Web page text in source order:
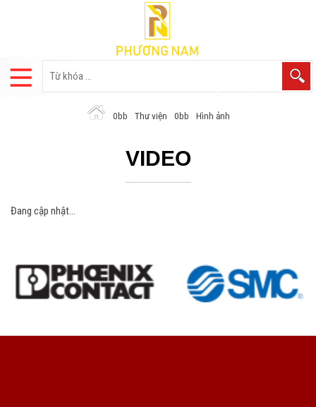
Thư viện Hình ảnh
VIDEO
Đang cập nhật...